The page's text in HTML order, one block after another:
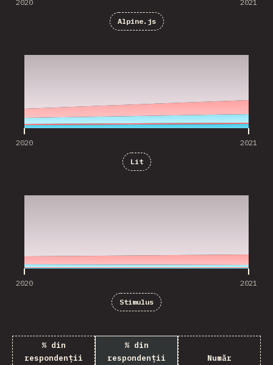
2020 2021
Alpine.js
2020 2021
Lit
2020 2021
Stimulus
% din
respondenții
% din
respondenții
Număr